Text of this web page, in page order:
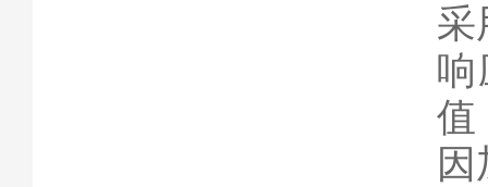
采
响
值